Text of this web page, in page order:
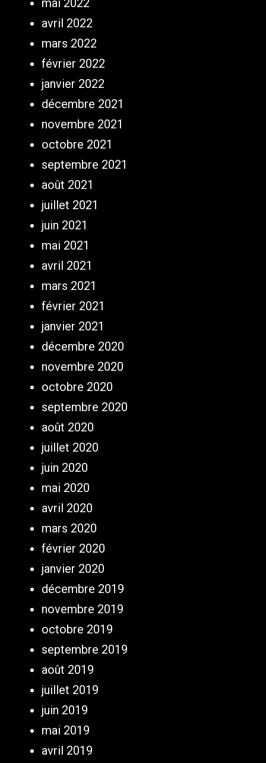
mai 2022
avril 2022
mars 2022
février 2022
janvier 2022
décembre 2021
novembre 2021
octobre 2021
septembre 2021
août 2021
juillet 2021
juin 2021
mai 2021
avril 2021
mars 2021
février 2021
janvier 2021
décembre 2020
novembre 2020
octobre 2020
septembre 2020
août 2020
juillet 2020
juin 2020
mai 2020
avril 2020
mars 2020
février 2020
janvier 2020
décembre 2019
novembre 2019
octobre 2019
septembre 2019
août 2019
juillet 2019
juin 2019
mai 2019
avril 2019